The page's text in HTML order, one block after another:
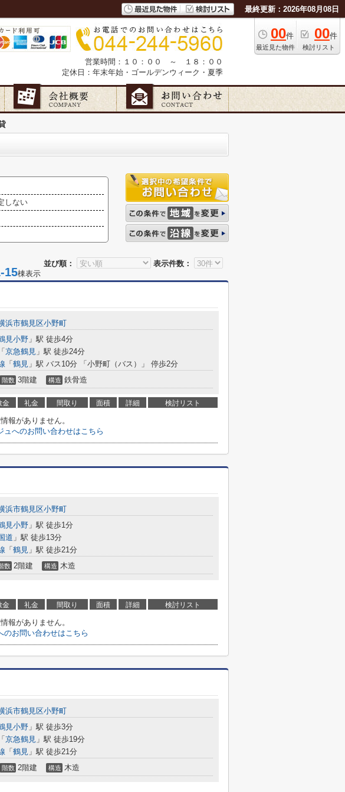
最終更新：2026年08月08日
00件
最近見た物件
00件
検討リスト
営業時間：１０：００ ～ １８：００
定休日：年末年始・ゴールデンウィーク・夏季
しない
並び順： 表示件数：
棟表示
浜市鶴見区小野町
見小野 」駅 徒歩4分
「 京急鶴見 」駅 徒歩24分
「 鶴見 」駅 バス10分 「小野町（バス）」 停歩2分
階数 3階建 構造 鉄骨造
金 礼金 間取り 面積 詳細 検討リスト
報がありません。
ュへのお問い合わせはこちら
浜市鶴見区小野町
見小野 」駅 徒歩1分
道 」駅 徒歩13分
「 鶴見 」駅 徒歩21分
数 2階建 構造 木造
金 礼金 間取り 面積 詳細 検討リスト
報がありません。
のお問い合わせはこちら
浜市鶴見区小野町
見小野 」駅 徒歩3分
「 京急鶴見 」駅 徒歩19分
「 鶴見 」駅 徒歩21分
階数 2階建 構造 木造